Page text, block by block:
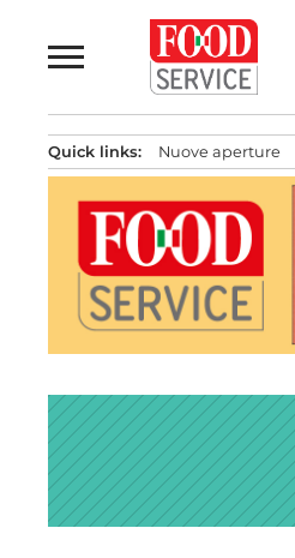
al
contenuto
Quick links: Nuove aperture